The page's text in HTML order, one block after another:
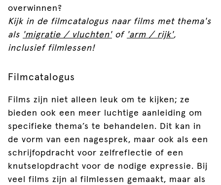
overwinnen?
Kijk in de filmcatalogus naar films met thema's
als 'migratie / vluchten'of 'arm / rijk',
inclusief filmlessen!
Filmcatalogus
Films zijn niet alleen leuk om te kijken; ze
bieden ook een meer luchtige aanleiding om
specifieke thema’s te behandelen. Dit kan in
de vorm van een nagesprek, maar ook als een
schrijfopdracht voor zelfreflectie of een
knutselopdracht voor de nodige expressie. Bij
veel films zijn al filmlessen gemaakt, maar als